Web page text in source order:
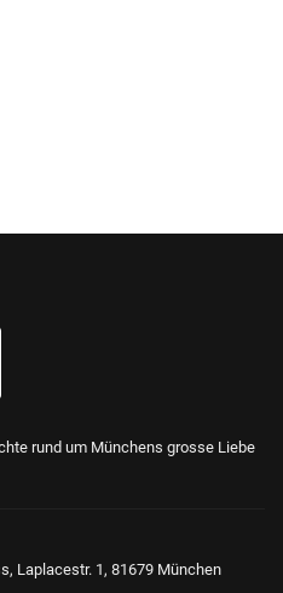
rund um Münchens grosse Liebe
Laplacestr. 1, 81679 München